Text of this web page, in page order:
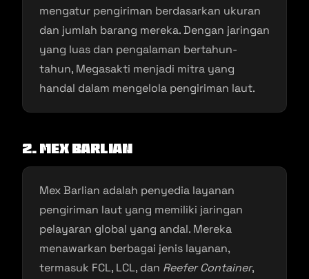
mengatur pengiriman berdasarkan ukuran
dan jumlah barang mereka. Dengan jaringan
yang luas dan pengalaman bertahun-
tahun, Megasakti menjadi mitra yang
handal dalam mengelola pengiriman laut.
2. Mex Barlian
Mex Barlian adalah penyedia layanan
pengiriman laut yang memiliki jaringan
pelayaran global yang andal. Mereka
menawarkan berbagai jenis layanan,
termasuk FCL, LCL, dan Reefer Container,